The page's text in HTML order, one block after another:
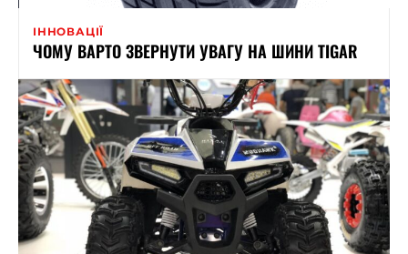
ІННОВАЦІЇ
ЧОМУ ВАРТО ЗВЕРНУТИ УВАГУ НА ШИНИ TIGAR